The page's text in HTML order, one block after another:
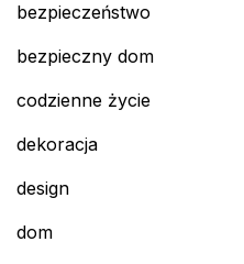
bezpieczeństwo
bezpieczny dom
codzienne życie
dekoracja
design
dom